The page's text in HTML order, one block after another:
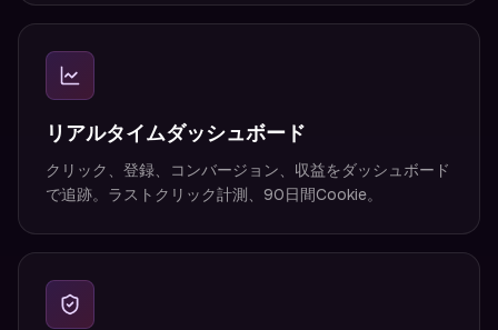
リアルタイムダッシュボード
クリック、登録、コンバージョン、収益をダッシュボード
で追跡。ラストクリック計測、90日間Cookie。